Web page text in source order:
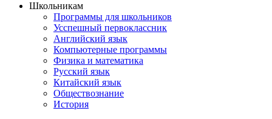
Школьникам
Программы для школьников
Усспешный первоклассник
Английский язык
Компьютерные программы
Физика и математика
Русский язык
Китайский язык
Обществознание
История